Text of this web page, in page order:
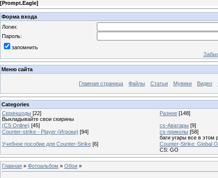
[Prompt.Eagle]
Форма входа
Логин:
Пароль:
запомнить
Меню сайта
Главная страница Файлы Статьи Мувики Видео
Categories
Скриншоды [22]
Выкладывайте свои скирины
Разное [148]
(CS Online) [45] cs-Аватары [9]
Counter-strike - Player (Игроки) [94] cs-приколы [58]
баги угары все в этом
Учебное пособие для Counter-Strike [6]
Counter-Strike: Global
CS: GO
Главная » Фотоальбом » Обои »